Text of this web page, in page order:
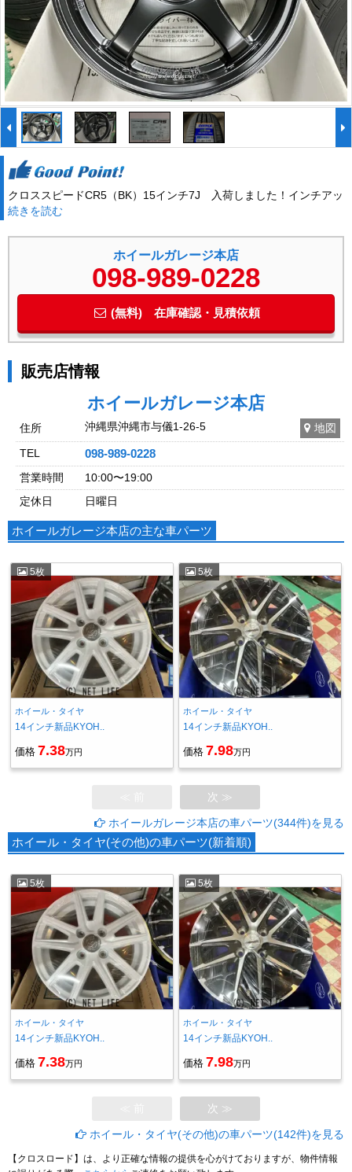
クロススピードCR5（BK）15インチ7J 入荷しました！インチアッ
プに！下取りもOK!取り付け工賃無料！
続きを読む
ホイールガレージ本店
098-989-0228
(無料) 在庫確認・見積依頼
販売店情報
ホイールガレージ本店
住所 沖縄県沖縄市与儀1-26-5
地図
TEL
098-989-0228
営業時間
10:00〜19:00
定休日
日曜日
ホイールガレージ本店の主な車パーツ
5枚
ホイール・タイヤ
14インチ新品KYOH..
価格 7.38万円
5枚
ホイール・タイヤ
14インチ新品KYOH..
価格 7.98万円
次 ≫
ホイールガレージ本店の車パーツ(344件)を見る
ホイール・タイヤ(その他)の車パーツ(新着順)
5枚
ホイール・タイヤ
14インチ新品KYOH..
価格 7.38万円
5枚
ホイール・タイヤ
14インチ新品KYOH..
価格 7.98万円
次 ≫
ホイール・タイヤ(その他)の車パーツ(142件)を見る
【クロスロード】は、より正確な情報の提供を心がけておりますが、物件情報